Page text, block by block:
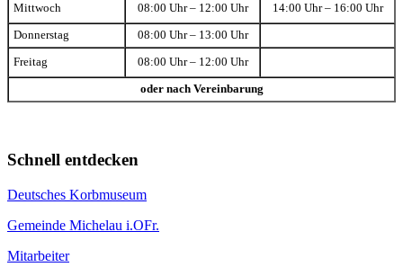
Mittwoch 08:00 Uhr – 12:00 Uhr 14:00 Uhr – 16:00 Uhr
Donnerstag 08:00 Uhr – 13:00 Uhr
Freitag 08:00 Uhr – 12:00 Uhr
oder nach Vereinbarung
Schnell entdecken
Deutsches Korbmuseum
Gemeinde Michelau i.OFr.
Mitarbeiter